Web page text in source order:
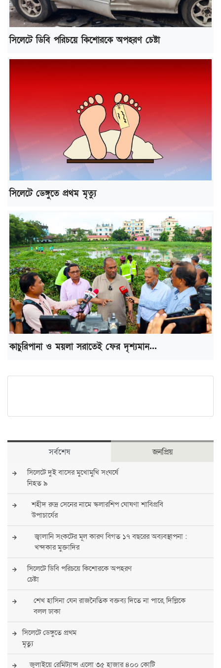
সিলেটে ডিবি পরিচয়ে কিশোরকে অপহরণ চেষ্টা
সিলেটে ডেঙ্গুতে প্রথম মৃত্যু
কাচুরিপানা ও ময়লা সরাতেই ফের দৃশ্যমান...
সর্বশেষ জনপ্রিয়
সিলেটে দুই বাসের মুখোমুখি সংঘর্ষে
নিহত ৯
শহীদ রুদ্র সেনের নামে স্কলারশিপ ঘোষণা শাবিপ্রবি
উপাচার্যের
জ্বালানি সংকটের মূল কারণ বিগত ১৭ বছরের অব্যবস্থাপনা :
খন্দকার মুক্তাদির
সিলেটে ডিবি পরিচয়ে কিশোরকে অপহরণ
চেষ্টা
শেখ হাসিনা যেন রাজনৈতিক বক্তব্য দিতে না পারে, দিল্লিকে
বলল ঢাকা
সিলেটে ডেঙ্গুতে প্রথম
মৃত্যু
জুলাইয়ে রেমিট্যান্স এলো ৩৫ হাজার ৪০০ কোটি